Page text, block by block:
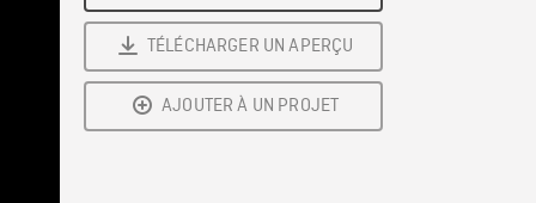
TÉLÉCHARGER UN APERÇU
AJOUTER À UN PROJET